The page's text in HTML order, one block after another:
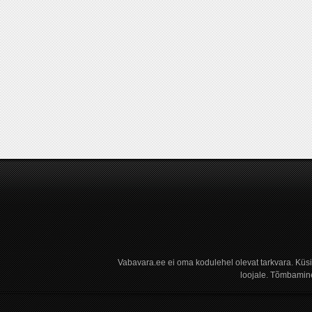
Vabavara.ee ei oma kodulehel olevat tarkvara.
loojale.